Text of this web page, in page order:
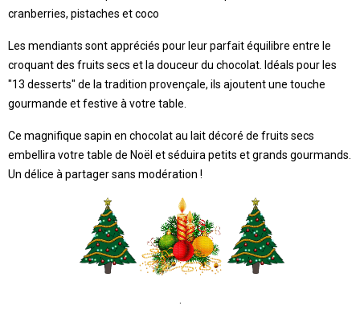
cranberries, pistaches et coco
Les mendiants sont appréciés pour leur parfait équilibre entre le
croquant des fruits secs et la douceur du chocolat. Idéals pour les
"13 desserts" de la tradition provençale, ils ajoutent une touche
gourmande et festive à votre table.
Ce magnifique sapin en chocolat au lait décoré de fruits secs
embellira votre table de Noël et séduira petits et grands gourmands.
Un délice à partager sans modération !